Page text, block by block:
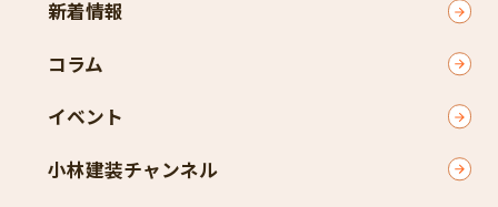
新着情報
コラム
イベント
小林建装チャンネル